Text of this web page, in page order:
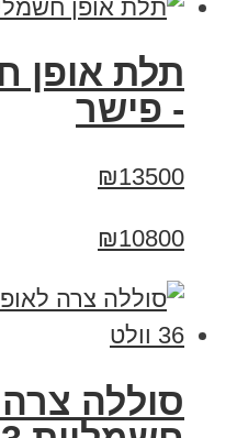
תלת אופן
- פישר
₪13500
₪10800
סוללה צרה